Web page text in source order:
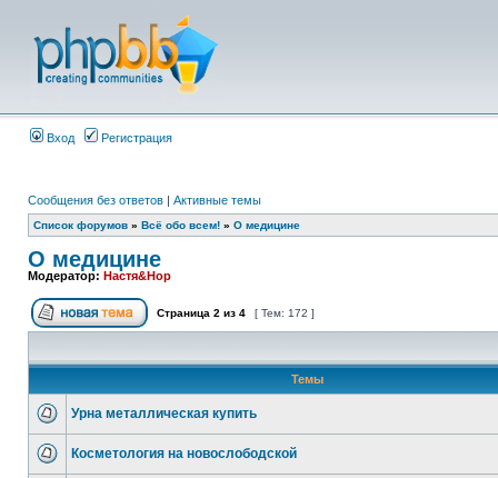
Вход Регистрация
Сообщения без ответов | Активные темы
Список форумов » Всё обо всем! » О медицине
О медицине
Модератор: Настя&Нор
Страница 2 из 4 [ Тем: 172 ]
Темы
Урна металлическая купить
Косметология на новослободской